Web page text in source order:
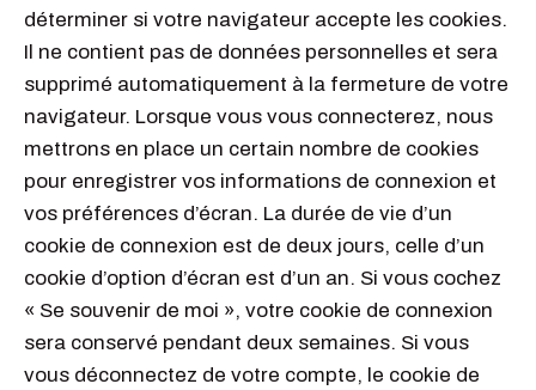
déterminer si votre navigateur accepte les cookies.
Il ne contient pas de données personnelles et sera
supprimé automatiquement à la fermeture de votre
navigateur. Lorsque vous vous connecterez, nous
mettrons en place un certain nombre de cookies
pour enregistrer vos informations de connexion et
vos préférences d’écran. La durée de vie d’un
cookie de connexion est de deux jours, celle d’un
cookie d’option d’écran est d’un an. Si vous cochez
« Se souvenir de moi », votre cookie de connexion
sera conservé pendant deux semaines. Si vous
vous déconnectez de votre compte, le cookie de